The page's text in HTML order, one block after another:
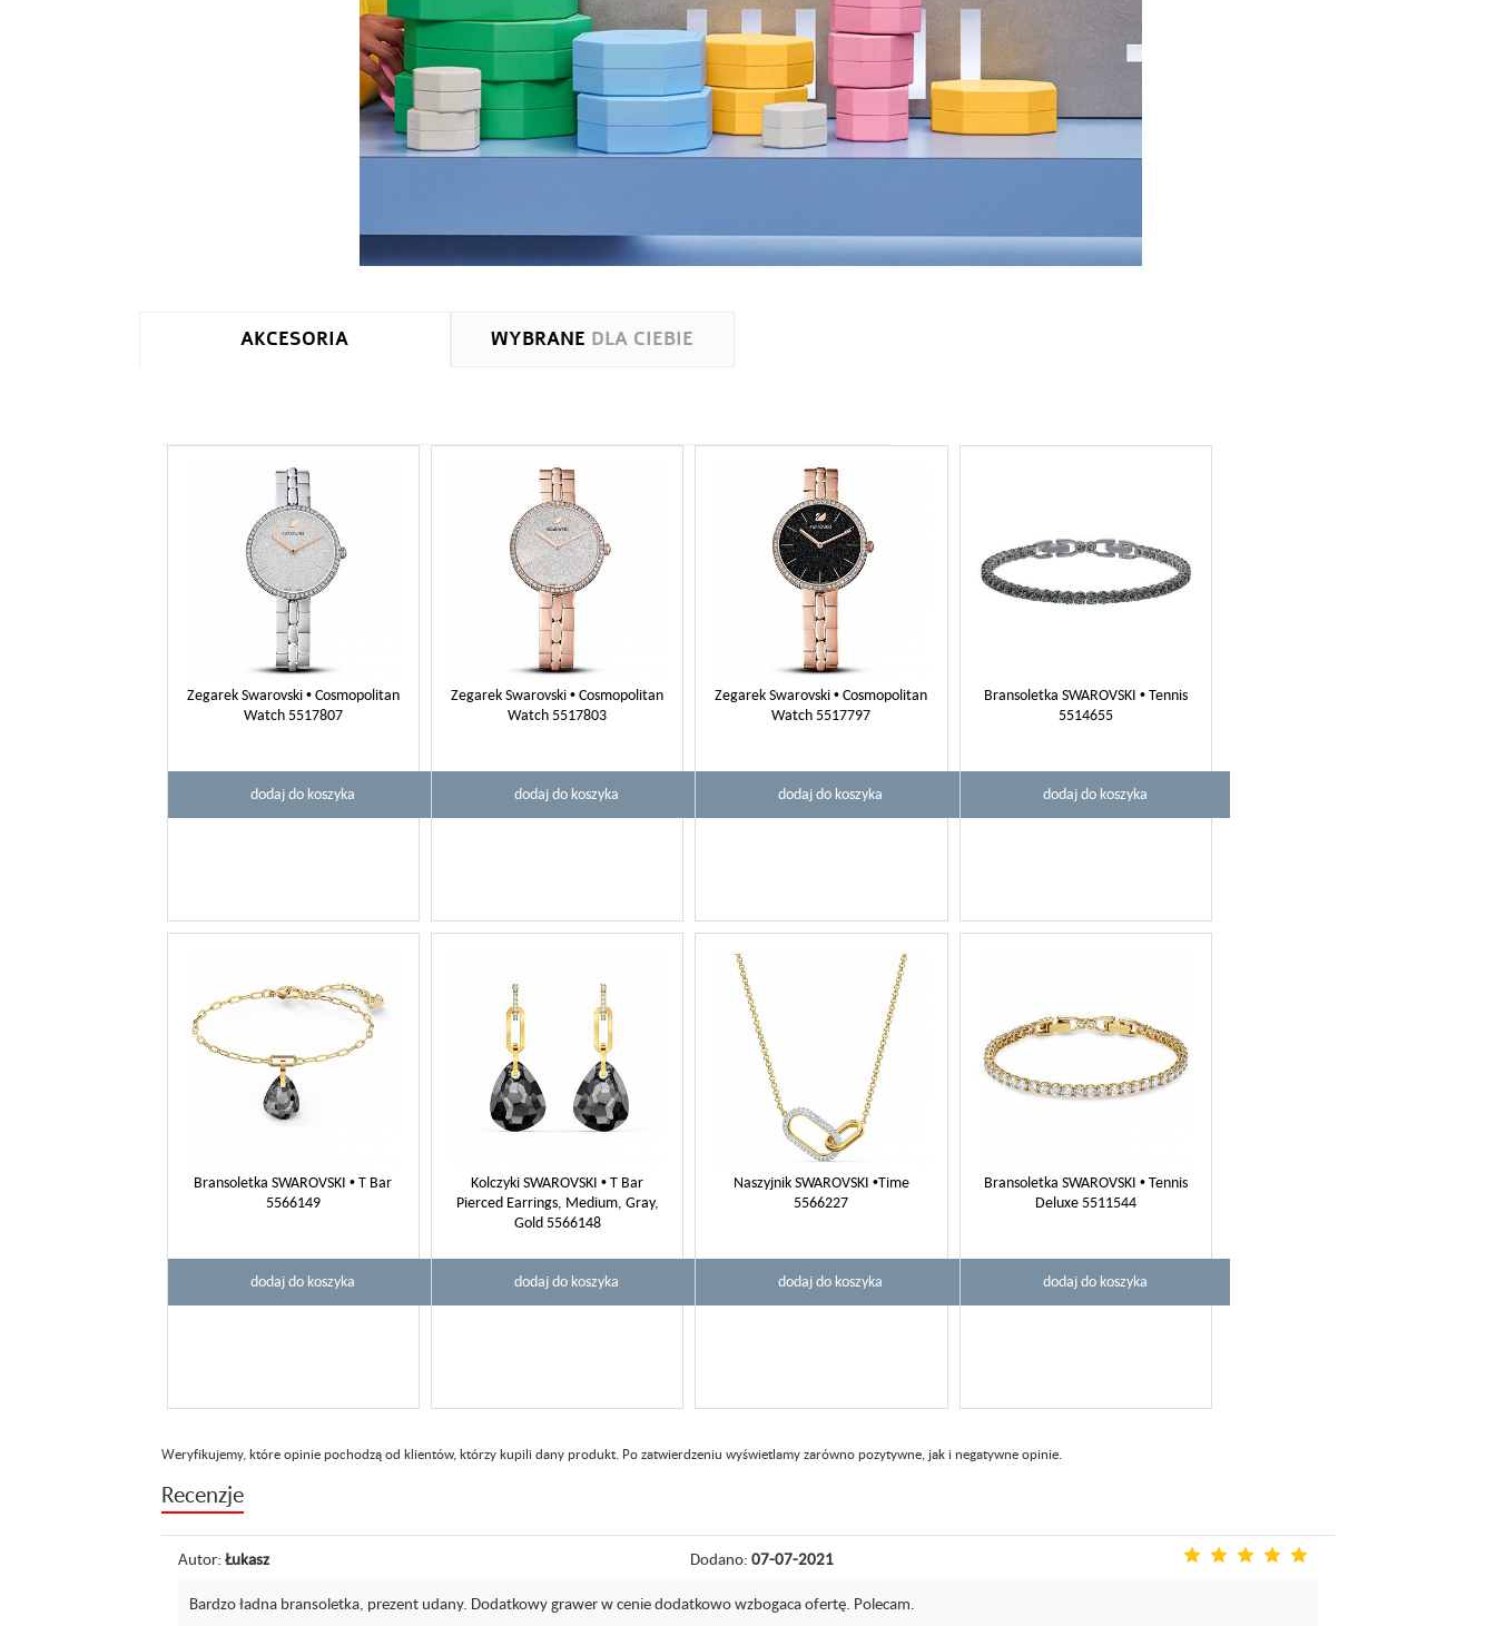
AKCESORIA WYBRANE DLA CIEBIE
Zegarek Swarovski • Cosmopolitan
Watch 5517807
dodaj do koszyka
Zegarek Swarovski • Cosmopolitan
Watch 5517803
dodaj do koszyka
Zegarek Swarovski • Cosmopolitan
Watch 5517797
dodaj do koszyka
Bransoletka SWAROVSKI • Tennis
5514655
dodaj do koszyka
Bransoletka SWAROVSKI • T Bar
5566149
dodaj do koszyka
Kolczyki SWAROVSKI • T Bar
Pierced Earrings, Medium, Gray,
Gold 5566148
dodaj do koszyka
Naszyjnik SWAROVSKI •Time
5566227
dodaj do koszyka
Bransoletka SWAROVSKI • Tennis
Deluxe 5511544
dodaj do koszyka
Weryfikujemy, które opinie pochodzą od klientów, którzy kupili dany produkt. Po zatwierdzeniu wyświetlamy zarówno pozytywne, jak i negatywne opinie.
Recenzje
Autor: Łukasz Dodano:07-07-2021
Bardzo ładna bransoletka, prezent udany. Dodatkowy grawer w cenie dodatkowo wzbogaca ofertę. Polecam.